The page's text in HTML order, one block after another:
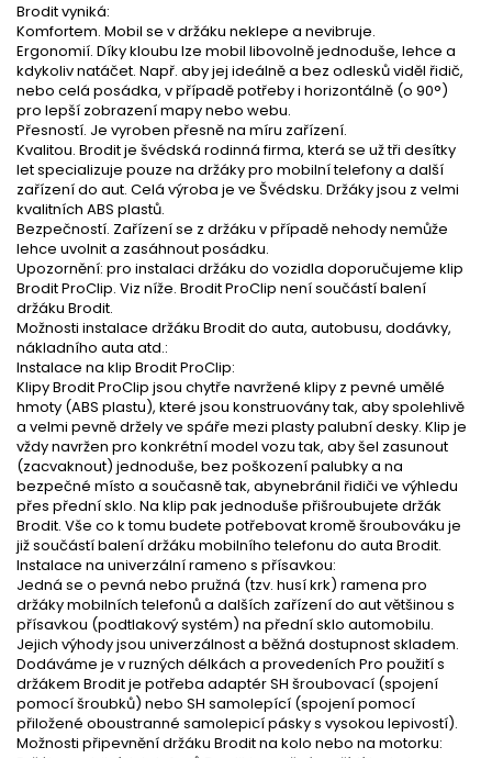
Brodit vyniká:
Komfortem. Mobil se v držáku neklepe a nevibruje.
Ergonomií. Díky kloubu lze mobil libovolně jednoduše, lehce a
kdykoliv natáčet. Např. aby jej ideálně a bez odlesků viděl řidič,
nebo celá posádka, v případě potřeby i horizontálně (o 90°)
pro lepší zobrazení mapy nebo webu.
Přesností. Je vyroben přesně na míru zařízení.
Kvalitou. Brodit je švédská rodinná firma, která se už tři desítky
let specializuje pouze na držáky pro mobilní telefony a další
zařízení do aut. Celá výroba je ve Švédsku. Držáky jsou z velmi
kvalitních ABS plastů.
Bezpečností. Zařízení se z držáku v případě nehody nemůže
lehce uvolnit a zasáhnout posádku.
Upozornění: pro instalaci držáku do vozidla doporučujeme klip
Brodit ProClip. Viz níže. Brodit ProClip není součástí balení
držáku Brodit.
Možnosti instalace držáku Brodit do auta, autobusu, dodávky,
nákladního auta atd.:
Instalace na klip Brodit ProClip:
Klipy Brodit ProClip jsou chytře navržené klipy z pevné umělé
hmoty (ABS plastu), které jsou konstruovány tak, aby spolehlivě
a velmi pevně držely ve spáře mezi plasty palubní desky. Klip je
vždy navržen pro konkrétní model vozu tak, aby šel zasunout
(zacvaknout) jednoduše, bez poškození palubky a na
bezpečné místo a současně tak, abynebránil řidiči ve výhledu
přes přední sklo. Na klip pak jednoduše přišroubujete držák
Brodit. Vše co k tomu budete potřebovat kromě šroubováku je
již součástí balení držáku mobilního telefonu do auta Brodit.
Instalace na univerzální rameno s přísavkou:
Jedná se o pevná nebo pružná (tzv. husí krk) ramena pro
držáky mobilních telefonů a dalších zařízení do aut většinou s
přísavkou (podtlakový systém) na přední sklo automobilu.
Jejich výhody jsou univerzálnost a běžná dostupnost skladem.
Dodáváme je v ruzných délkách a provedeních Pro použití s
držákem Brodit je potřeba adaptér SH šroubovací (spojení
pomocí šroubků) nebo SH samolepící (spojení pomocí
přiložené oboustranné samolepicí pásky s vysokou lepivostí).
Možnosti připevnění držáku Brodit na kolo nebo na motorku: